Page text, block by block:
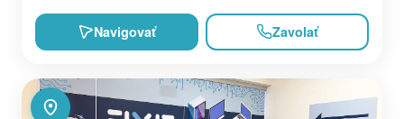
Navigovať Zavolať